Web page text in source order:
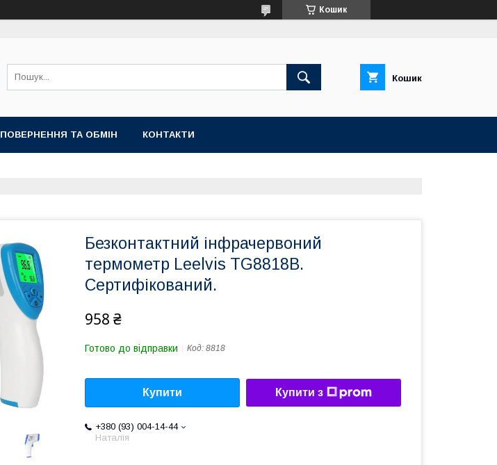
Кошик
Кошик
ПОВЕРНЕННЯ ТА ОБМІН КОНТАКТИ
Безконтактний інфрачервоний
термометр Leelvis TG8818B.
Сертифікований.
958 ₴
Готово до відправки Код: 8818
Купити Купити з
+380 (93) 004-14-44
Наталія